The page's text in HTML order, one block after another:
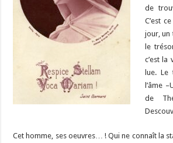
de
C’est
jour, un
le
c’est la
lue. Le
l’âme
de
Cet homme, ses oeuvres… ! Qui ne connaît la